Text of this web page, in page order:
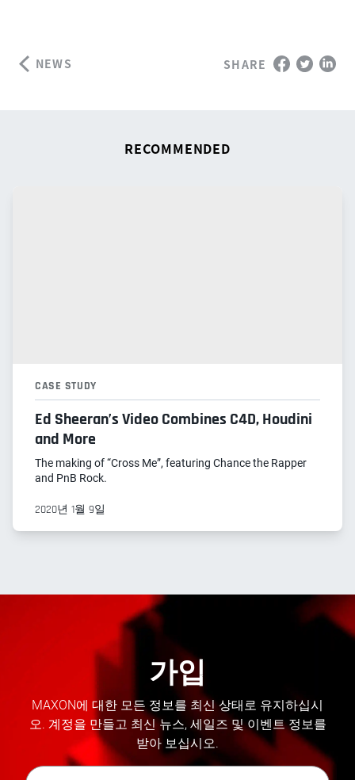
NEWS SHARE
RECOMMENDED
CASE STUDY
Ed Sheeran’s Video Combines C4D, Houdini
and More
The making of “Cross Me”, featuring Chance the Rapper
and PnB Rock.
2020년 1월 9일
가입
MAXON에 대한 모든 정보를 최신 상태로 유지하십시
오. 계정을 만들고 최신 뉴스, 세일즈 및 이벤트 정보를
받아 보십시오.